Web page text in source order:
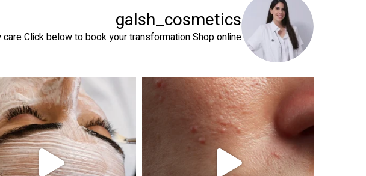
galsh_cosmetics
careClick below to book your transformationShop online⬇️
טיפול פנים נכון הוא הרבה מעבר לניקוי העור. המטרה ה זה קורה! מועדון החברות שלנו סוף